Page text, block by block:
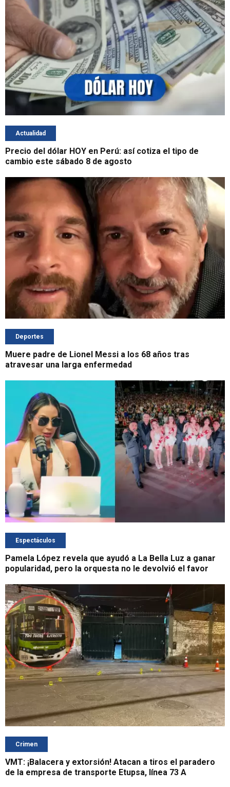
Actualidad
Precio del dólar HOY en Perú: así cotiza el tipo de
cambio este sábado 8 de agosto
Deportes
Muere padre de Lionel Messi a los 68 años tras
atravesar una larga enfermedad
Espectáculos
Pamela López revela que ayudó a La Bella Luz a ganar
popularidad, pero la orquesta no le devolvió el favor
Crimen
VMT: ¡Balacera y extorsión! Atacan a tiros el paradero
de la empresa de transporte Etupsa, línea 73 A